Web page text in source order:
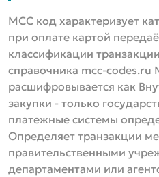
MCC код характеризует
при оплате картой
классификации
справочника mcc-codes.ru
расшифровывается как
закупки - только
платежные системы
Определяет транзакции
правительственными
департаментами или